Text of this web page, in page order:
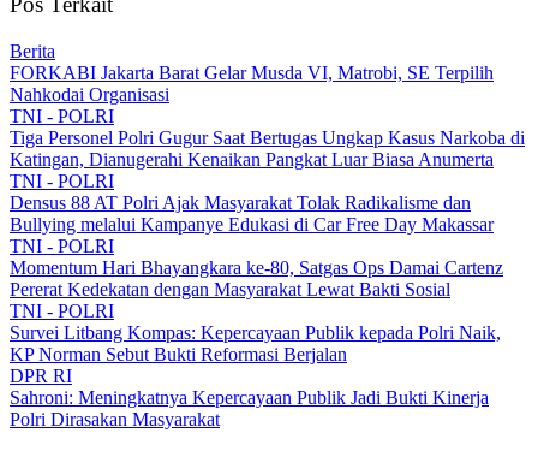
Berita
FORKABI Jakarta Barat Gelar Musda VI, Matrobi, SE Terpilih
Nahkodai Organisasi
TNI - POLRI
Tiga Personel Polri Gugur Saat Bertugas Ungkap Kasus Narkoba di
Katingan, Dianugerahi Kenaikan Pangkat Luar Biasa Anumerta
TNI - POLRI
Densus 88 AT Polri Ajak Masyarakat Tolak Radikalisme dan
Bullying melalui Kampanye Edukasi di Car Free Day Makassar
TNI - POLRI
Momentum Hari Bhayangkara ke-80, Satgas Ops Damai Cartenz
Pererat Kedekatan dengan Masyarakat Lewat Bakti Sosial
TNI - POLRI
Survei Litbang Kompas: Kepercayaan Publik kepada Polri Naik,
KP Norman Sebut Bukti Reformasi Berjalan
DPR RI
Sahroni: Meningkatnya Kepercayaan Publik Jadi Bukti Kinerja
Polri Dirasakan Masyarakat